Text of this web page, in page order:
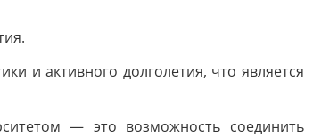
и активного долголетия, что является
— это возможность соединить